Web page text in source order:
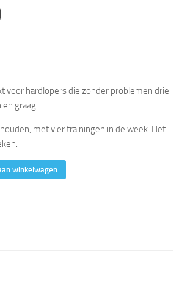
voor hardlopers die zonder problemen drie
en graag
met vier trainingen in de week. Het
winkelwagen